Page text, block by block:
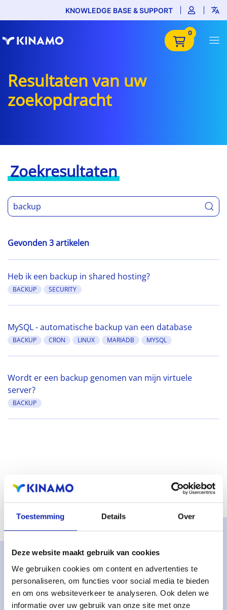
Toestemming Details Over
Deze website maakt gebruik van cookies
We gebruiken cookies om content en advertenties te
personaliseren, om functies voor social media te bieden
en om ons websiteverkeer te analyseren. Ook delen we
informatie over uw gebruik van onze site met onze
KNOWLEDGE BASE & SUPPORT
0
Resultaten van uw
zoekopdracht
Zoekresultaten
Gevonden 3 artikelen
Heb ik een backup in shared hosting?
BACKUP SECURITY
MySQL - automatische backup van een database
BACKUP CRON LINUX MARIADB MYSQL
Wordt er een backup genomen van mijn virtuele
server?
BACKUP
Oplossingen
Managed services
Dedicated servers